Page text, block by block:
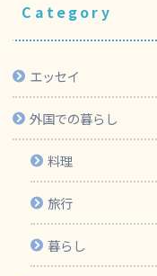
Category
エッセイ
外国での暮らし
料理
旅行
暮らし